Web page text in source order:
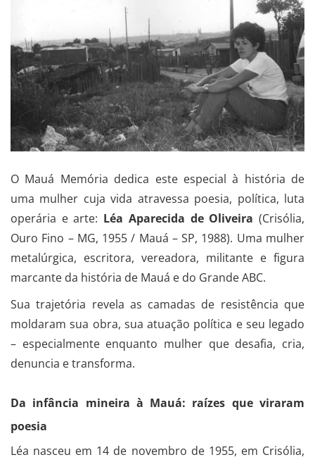
Portuguese
O Mauá Memória dedica este especial à história de
uma mulher cuja vida atravessa poesia, política, luta
operária e arte: Léa Aparecida de Oliveira (Crisólia,
Ouro Fino – MG, 1955 / Mauá – SP, 1988). Uma mulher
metalúrgica, escritora, vereadora, militante e figura
marcante da história de Mauá e do Grande ABC.
Sua trajetória revela as camadas de resistência que
moldaram sua obra, sua atuação política e seu legado
– especialmente enquanto mulher que desafia, cria,
denuncia e transforma.
Da infância mineira à Mauá: raízes que viraram
poesia
Léa nasceu em 14 de novembro de 1955, em Crisólia,